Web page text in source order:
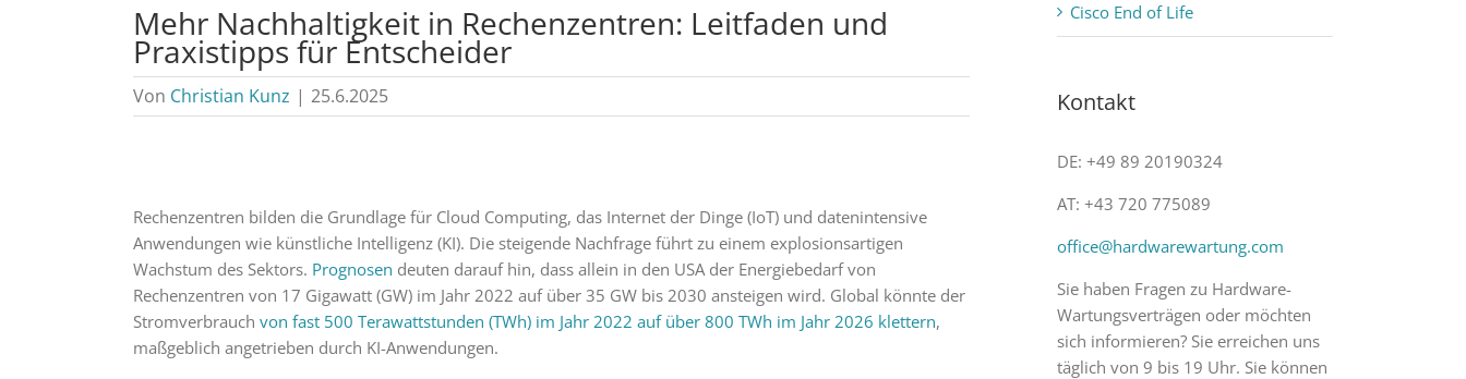
Mehr Nachhaltigkeit in Rechenzentren: Leitfaden und
Praxistipps für Entscheider
Von Christian Kunz | 25.6.2025
Rechenzentren bilden die Grundlage für Cloud Computing, das Internet der Dinge (IoT) und datenintensive
Anwendungen wie künstliche Intelligenz (KI). Die steigende Nachfrage führt zu einem explosionsartigen
Wachstum des Sektors. Prognosen deuten darauf hin, dass allein in den USA der Energiebedarf von
Rechenzentren von 17 Gigawatt (GW) im Jahr 2022 auf über 35 GW bis 2030 ansteigen wird. Global könnte der
Stromverbrauch von fast 500 Terawattstunden (TWh) im Jahr 2022 auf über 800 TWh im Jahr 2026 klettern,
maßgeblich angetrieben durch KI-Anwendungen.
Cisco End of Life
Kontakt
DE: +49 89 20190324
AT: +43 720 775089
office@hardwarewartung.com
Sie haben Fragen zu Hardware-
Wartungsverträgen oder möchten
sich informieren? Sie erreichen uns
täglich von 9 bis 19 Uhr. Sie können